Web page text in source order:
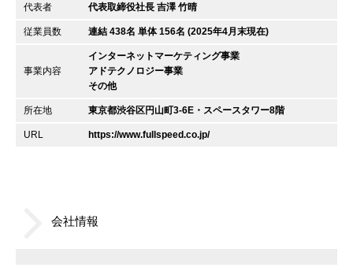
代表者 代表取締役社長 吉澤 竹晴
従業員数 連結 438名 単体 156名 (2025年4月末現在)
事業内容
インターネットマーケティング事業
アドテクノロジー事業
その他
所在地 東京都渋谷区円山町3-6E・スペースタワー8階
URL https://www.fullspeed.co.jp/
会社情報